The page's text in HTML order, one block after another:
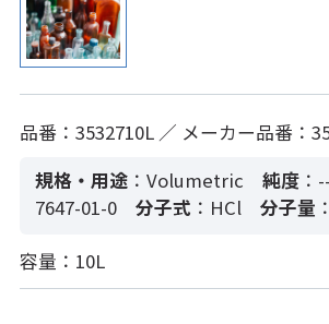
品番：3532710L ／ メーカー品番：
規格・用途 ：Volumetric 純度：
7647-01-0
分子式 ：HCl 分子量
容量：10L